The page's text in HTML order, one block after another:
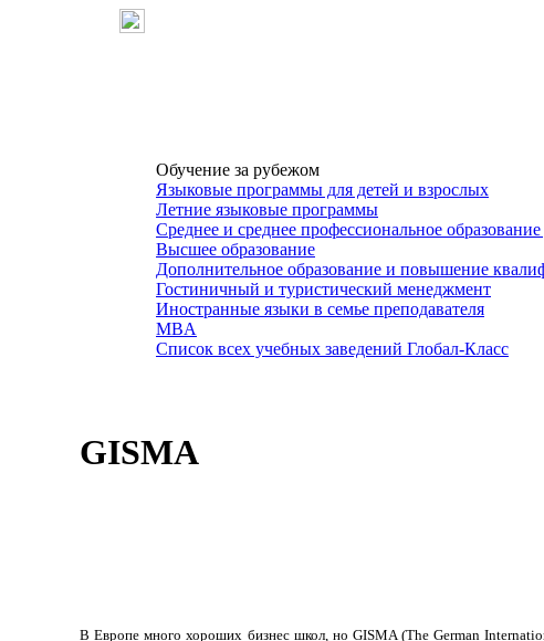
Обучение за рубежом
Языковые программы для детей и взрослых
Летние языковые программы
Среднее и среднее профессиональное
Высшее образование
Дополнительное образование и повышение
Гостиничный и туристический менеджмент
Иностранные языки в семье преподавателя
MBA
Список всех учебных заведений Глобал-Класс
GISMA
В Европе много хороших бизнес школ, но GISMA (The German